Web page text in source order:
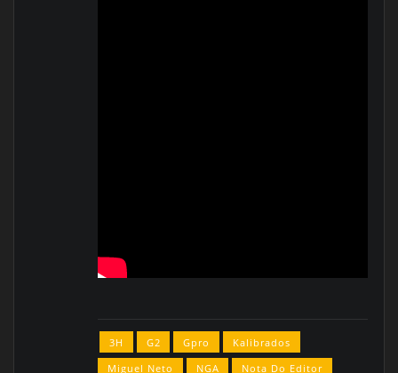
3H G2 Gpro
Kalibrados
Miguel Neto
NGA
Nota Do Editor